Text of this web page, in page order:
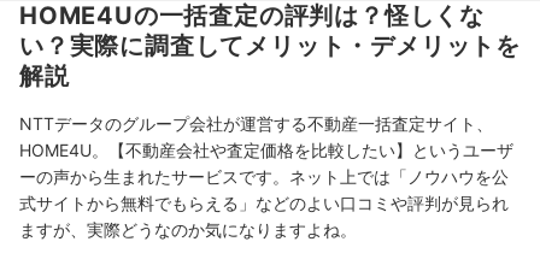
HOME4Uの一括査定の評判は？怪しくな
い？実際に調査してメリット・デメリットを
解説
NTTデータのグループ会社が運営する不動産一括査定サイト、
HOME4U。【不動産会社や査定価格を比較したい】というユーザ
ーの声から生まれたサービスです。ネット上では「ノウハウを公
式サイトから無料でもらえる」などのよい口コミや評判が見られ
ますが、実際どうなのか気になりますよね。